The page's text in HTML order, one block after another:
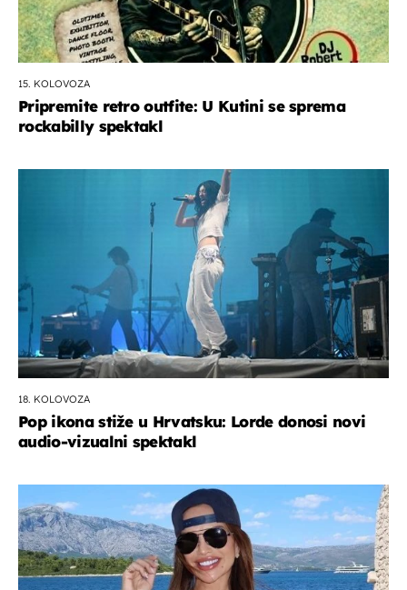
15. KOLOVOZA
Pripremite retro outfite: U Kutini se sprema
rockabilly spektakl
18. KOLOVOZA
Pop ikona stiže u Hrvatsku: Lorde donosi novi
audio-vizualni spektakl